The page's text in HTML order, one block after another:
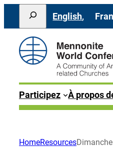
Aller
contenu
Search
English
Participez À propos
HomeResources